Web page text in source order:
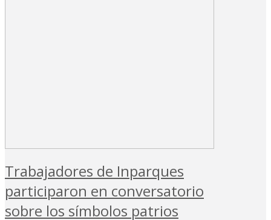
Trabajadores de Inparques
participaron en conversatorio
sobre los símbolos patrios